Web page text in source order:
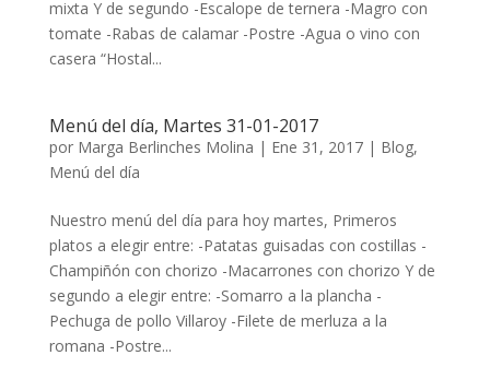
mixta Y de segundo -Escalope de ternera -Magro con
tomate -Rabas de calamar -Postre -Agua o vino con
casera “Hostal...
Menú del día, Martes 31-01-2017
por Marga Berlinches Molina | Ene 31, 2017| Blog,
Menú del día
Nuestro menú del día para hoy martes, Primeros
platos a elegir entre: -Patatas guisadas con costillas -
Champiñón con chorizo -Macarrones con chorizo Y de
segundo a elegir entre: -Somarro a la plancha -
Pechuga de pollo Villaroy -Filete de merluza a la
romana -Postre...